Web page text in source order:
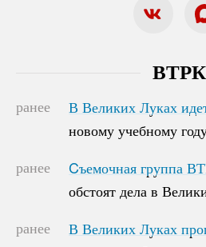
ВТРК
ранее
В Великих Луках
новому учебному
В Великих Луках
новому учебному
ранее
Cъемочная группа
обстоят дела в
Cъемочная группа
обстоят дела в
ранее
В Великих Луках
В Великих Луках